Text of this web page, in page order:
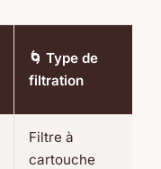
🌀 Type de
filtration
Filtre à
cartouche